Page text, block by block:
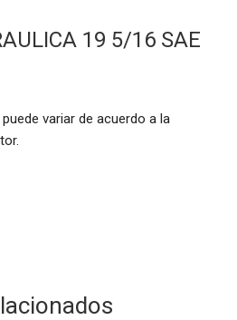
19 5/16 SAE
variar de acuerdo a la